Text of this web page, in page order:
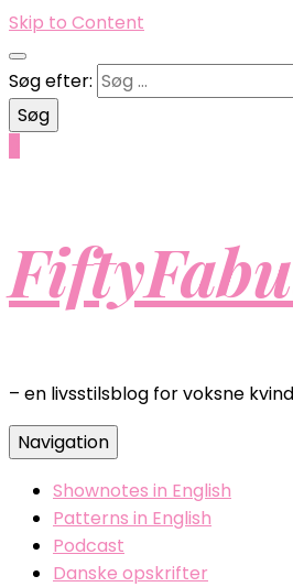
Skip to Content
Søg efter:
– en livsstilsblog for voksne
Navigation
Shownotes in English
Patterns in English
Podcast
Danske opskrifter